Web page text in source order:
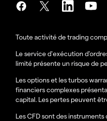
Toute activité de trading
Le service d'exécution
limité présente un risque de
Les options et les turbos
financiers complexes
capital. Les pertes peuvent
Les CFD sont des